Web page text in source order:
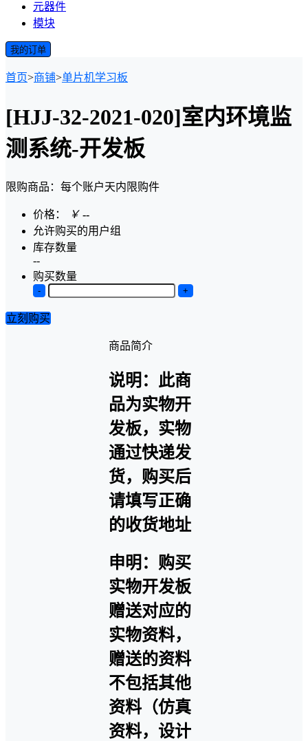
元器件
模块
我的订单
首页>商铺>单片机学习板
[HJJ-32-2021-020]室内环境监
测系统-开发板
限购商品：每个账户天内 限购件
价格： ￥ --
允许购买的用户组
库存数量
--
购买数量
- +
立刻购买
商品简介
说明：此商
品为实物开
发板，实物
通过快递发
货，购买后
请填写正确
的收货地址
申明：购买
实物开发板
赠送对应的
实物资料，
赠送的资料
不包括其他
资料（仿真
资料，设计